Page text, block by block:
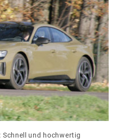
Schnell und hochwertig